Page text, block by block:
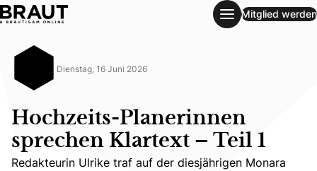
Hochzeits-Planerinnen sprechen Klartext – Teil 1
Mitglied werden
Dienstag, 16 Juni 2026
Hochzeits-Planerinnen
sprechen Klartext – Teil 1
Redakteurin Ulrike traf auf der diesjährigen Monara